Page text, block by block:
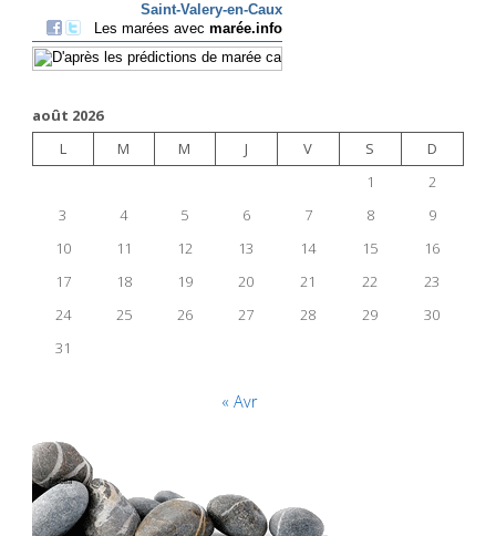
août 2026
L
M M J V S
D
1
2
3
4 5 6 7 8
9
10
11 12 13 14 15
16
17
18 19 20 21 22
23
24
25 26 27 28 29
30
31
« Avr